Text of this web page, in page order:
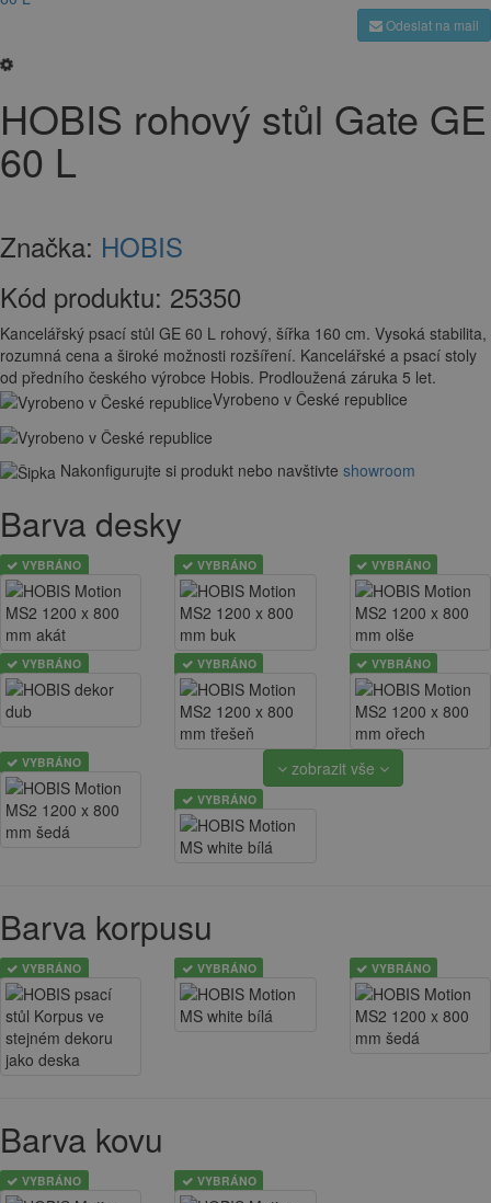
Odeslat na mail
HOBIS rohový stůl Gate GE
60 L
Značka: HOBIS
Kód produktu: 25350
Kancelářský psací stůl GE 60 L rohový, šířka 160 cm. Vysoká stabilita,
rozumná cena a široké možnosti rozšíření. Kancelářské a psací stoly
od předního českého výrobce Hobis. Prodloužená záruka 5 let.
Vyrobeno v České republice
Nakonfigurujte si produkt nebo navštivte showroom
Barva desky
VYBRÁNO VYBRÁNO VYBRÁNO
VYBRÁNO VYBRÁNO VYBRÁNO
VYBRÁNO zobrazit vše
VYBRÁNO
Barva korpusu
VYBRÁNO VYBRÁNO VYBRÁNO
Barva kovu
VYBRÁNO VYBRÁNO